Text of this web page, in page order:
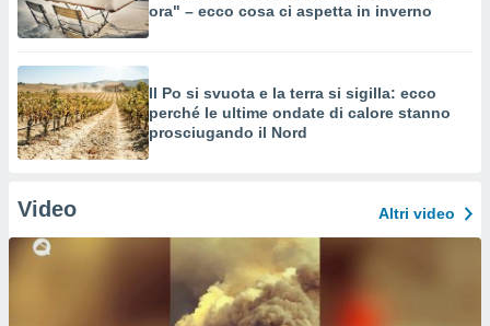
ora" – ecco cosa ci aspetta in inverno
Il Po si svuota e la terra si sigilla: ecco
perché le ultime ondate di calore stanno
prosciugando il Nord
Video Altri video